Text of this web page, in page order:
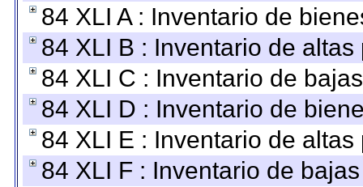
84 XLI A : Inventario de
84 XLI B : Inventario de
84 XLI C : Inventario de
84 XLI D : Inventario de
84 XLI E : Inventario de
84 XLI F : Inventario de